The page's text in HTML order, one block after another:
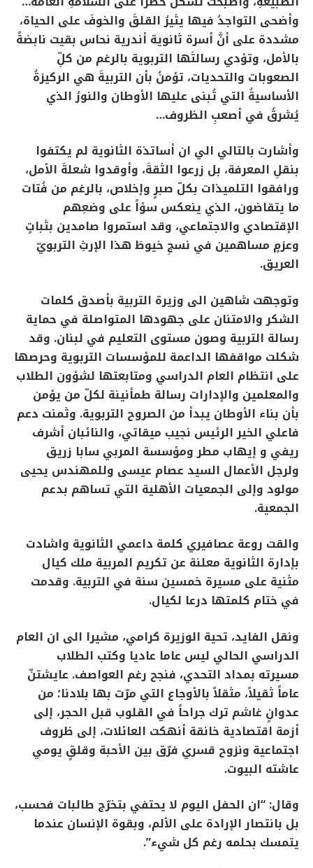
وأضحى التواجدُ فيها يثيرُ القلقَ والخوفَ على الحياة،
مشددة على أنَّ أسرة ثانوية أندرية نحاس بقيت نابضةً
بالأمل، وتؤدي رسالتَها التربوية بالرغم من كلِّ
الصعوبات والتحديات، تؤمنُ بأن التربيةَ هي الركيزةُ
الأساسيةُ التي تُبنى عليها الأوطان والنورُ الذي
يُشرقُ في أصعبِ الظروف…
وأشارت بالتالي الي ان أساتذة الثانوية لم يكتفوا
بنقلِ المعرفة، بل زرعوا الثقةَ، وأوقدوا شعلةَ الأمل،
ورافقوا التلميذات بكلّ صبرٍ وإخلاص، بالرغم من فُتات
ما يتقاضون، الذي ينعكس سؤاً على وضعِهم
الإقتصادي والاجتماعي، وقد استمروا صامدين بثباتٍ
وعزمٍ مساهمين في نسجِ خيوطَ هذا الإرثِ التربويّ
العريق.
وتوجهت شاهين الى وزيرة التربية بأصدق كلمات
الشكر والامتنان على جهودها المتواصلة في حماية
رسالة التربية وصون مستوى التعليم في لبنان. وقد
شكلت مواقفها الداعمة للمؤسسات التربوية وحرصها
على انتظام العام الدراسي ومتابعتها لشؤون الطلاب
والمعلمين والإدارات رسالة طمأنينة لكلّ من يؤمن
بأن بناء الأوطان يبدأ من الصروح التربوية. وثمنت دعم
فاعلي الخير الرئيس نجيب ميقاتي، والنائبان أشرف
ريفي و إيهاب مطر ومؤسسة المربي سابا زريق
ولرجل الأعمال السيد عصام عيسى وللمهندس يحيى
مولود وإلى الجمعيات الأهلية التي تساهم بدعم
الجمعية.
والقت روعة عصافيري كلمة داعمي الثانوية واشادت
بإدارة الثانوية معلنة عن تكريم المربية ملك كيال
مثنية على مسيرة خمسين سنة في التربية. وقدمت
في ختام كلمتها درعا لكيال.
ونقل الفايد، تحية الوزيرة كرامي، مشيرا الى ان العام
الدراسي الحالي ليس عاما عاديا وكتب الطلاب
مسيرته بمداد التحدي، فنجح رغم العواصف. عايشتنّ
عاماً ثقيلاً، مثقلاً بالأوجاع التي مرّت بها بلادنا؛ من
عدوانٍ غاشم ترك جراحاً في القلوب قبل الحجر، إلى
أزمة اقتصادية خانقة أنهكت العائلات، إلى ظروف
اجتماعية ونزوح قسري فرّق بين الأحبة وقلقٍ يومي
عاشته البيوت.
وقال: “ان الحفل اليوم لا يحتفي بتخرّج طالبات فحسب،
بل بانتصار الإرادة على الألم، وبقوة الإنسان عندما
يتمسك بحلمه رغم كل شيء”.